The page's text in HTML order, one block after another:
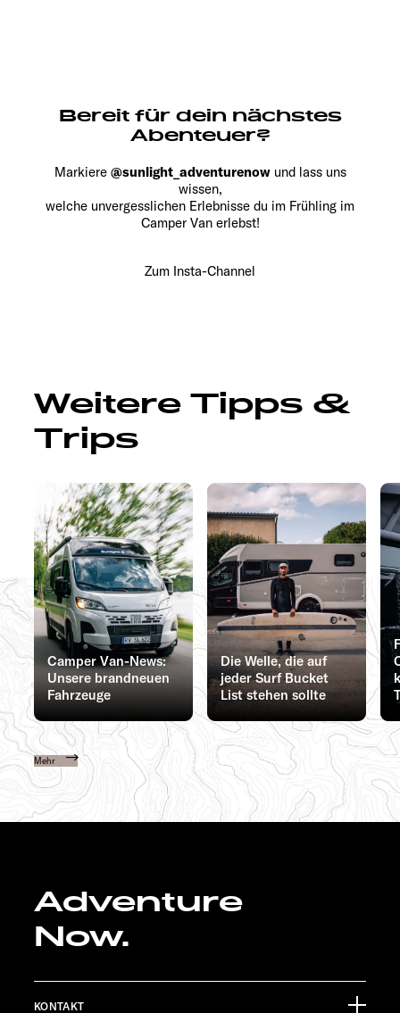
Bereit für dein nächstes
Abenteuer?
Markiere @sunlight_adventurenow und lass uns
wissen,
welche unvergesslichen Erlebnisse du im Frühling im
Camper Van erlebst!
Zum Insta-Channel
Weitere Tipps &
Trips
Camper Van-News:
Unsere brandneuen
Fahrzeuge
Die Welle, die auf
jeder Surf Bucket
List stehen sollte
Mehr
Adventure
Now.
KONTAKT